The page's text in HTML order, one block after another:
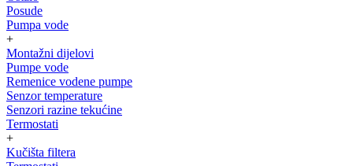
Posude
Pumpa vode
+
Montažni dijelovi
Pumpe vode
Remenice vodene pumpe
Senzor temperature
Senzori razine tekućine
Termostati
+
Kučišta filtera